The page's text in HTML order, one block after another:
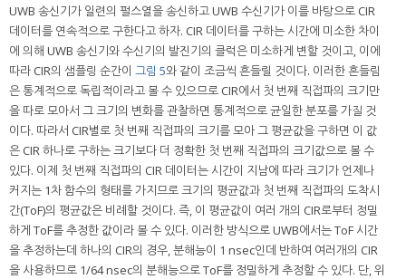
UWB 송신기가 일련의 펄스열을 송신하고 UWB 수신기가 이를 바탕으로 CIR
데이터를 연속적으로 구한다고 하자. CIR 데이터를 구하는 시간에 미소한 차이
에 의해 UWB 송신기와 수신기의 발진기의 클럭은 미소하게 변할 것이고, 이에
따라 CIR의 샘플링 순간이 그림 5와 같이 조금씩 흔들릴 것이다. 이러한 흔들림
은 통계적으로 독립적이라고 볼 수 있으므로 CIR에서 첫 번째 직접파의 크기만
을 따로 모아서 그 크기의 변화를 관찰하면 통계적으로 균일한 분포를 가질 것
이다. 따라서 CIR별로 첫 번째 직접파의 크기를 모아 그 평균값을 구하면 이 값
은 CIR 하나로 구하는 크기보다 더 정확한 첫 번째 직접파의 크기값으로 볼 수
있다. 이제 첫 번째 직접파의 CIR 데이터는 시간이 지남에 따라 크기가 언제나
커지는 1차 함수의 형태를 가지므로 크기의 평균값과 첫 번째 직접파의 도착시
간(ToF)의 평균값은 비례할 것이다. 즉, 이 평균값이 여러 개의 CIR로부터 정밀
하게 ToF를 추정한 값이라 볼 수 있다. 이러한 방식으로 UWB에서는 ToF 시간
을 추정하는데 하나의 CIR의 경우, 분해능이 1 nsec인데 반하여 여러개의 CIR
을 사용하므로 1/64 nsec의 분해능으로 ToF를 정밀하게 추정할 수 있다. 단, 위